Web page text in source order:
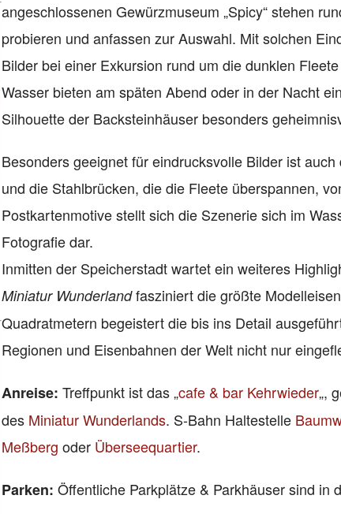
angeschlossenen Gewürzmuseum „Spicy“ stehen
probieren und anfassen zur Auswahl. Mit solchen
Bilder bei einer Exkursion rund um die dunklen
Wasser bieten am späten Abend oder in der Nacht
Silhouette der Backsteinhäuser besonders
Besonders geeignet für eindrucksvolle Bilder ist
und die Stahlbrücken, die die Fleete überspannen,
Postkartenmotive stellt sich die Szenerie sich im
Fotografie dar.
Inmitten der Speicherstadt wartet ein weiteres
Miniatur Wunderlandfasziniert die größte
Quadratmetern begeistert die bis ins Detail
Regionen und Eisenbahnen der Welt nicht nur
Anreise: Treffpunkt ist das „cafe & bar Kehrwieder„,
des Miniatur Wunderlands. S-Bahn Haltestelle
Meßberg oder Überseequartier.
Parken: Öffentliche Parkplätze & Parkhäuser sind in